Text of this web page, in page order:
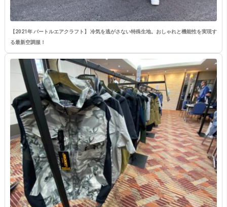
【2021年 バートルエアクラフト】 冷気を逃がさない特殊生地。おしゃれと機能性を実現す
る最新空調服！